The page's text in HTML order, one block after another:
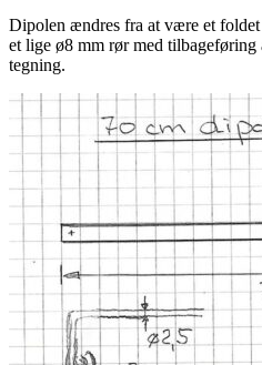
Dipolen ændres fra at være et
et lige ø8 mm rør med tilbageføring
tegning.